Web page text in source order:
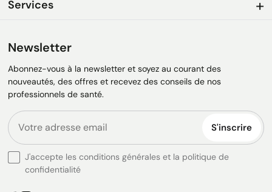
Services
Newsletter
Abonnez-vous à la newsletter et soyez au courant des
nouveautés, des offres et recevez des conseils de nos
professionnels de santé.
S'inscrire
J'accepte les conditions générales et la politique de
confidentialité